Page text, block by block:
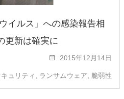
イルス」への感染報告相
更新は確実に
2015年12月14日
ュリティ ランサムウェア 脆弱性